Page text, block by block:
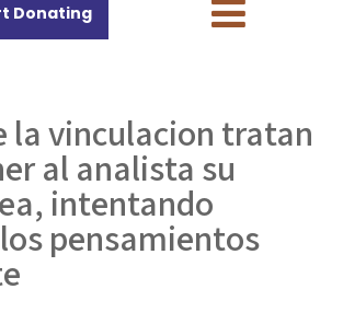
Donating
la vinculacion tratan
al analista su
intentando
pensamientos